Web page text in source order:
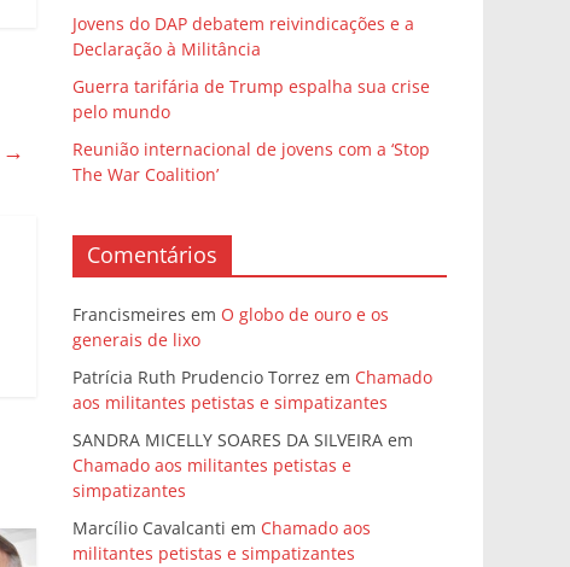
→
Jovens do DAP debatem reivindicações e a
Declaração à Militância
Guerra tarifária de Trump espalha sua crise
pelo mundo
Reunião internacional de jovens com a ‘Stop
The War Coalition’
Comentários
Francismeires em O globo de ouro e os
generais de lixo
Patrícia Ruth Prudencio Torrez em Chamado
aos militantes petistas e simpatizantes
SANDRA MICELLY SOARES DA SILVEIRA em
Chamado aos militantes petistas e
simpatizantes
Marcílio Cavalcanti em Chamado aos
militantes petistas e simpatizantes